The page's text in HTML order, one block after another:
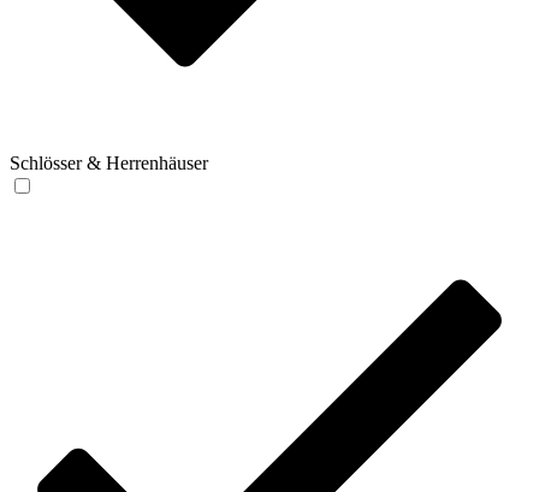
Schlösser & Herrenhäuser